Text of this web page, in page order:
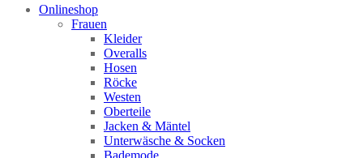
Onlineshop
Frauen
Kleider
Overalls
Hosen
Röcke
Westen
Oberteile
Jacken & Mäntel
Unterwäsche & Socken